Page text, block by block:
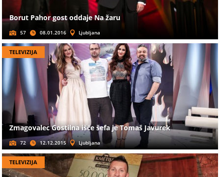
Borut Pahor gost oddaje Na žaru
57 08.01.2016 Ljubljana
TELEVIZIJA
Zmagovalec Gostilna išče šefa je Tomaš Javurek
72 12.12.2015 Ljubljana
TELEVIZIJA